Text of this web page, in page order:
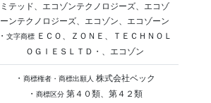
ミテッド、エコゾンテクノロジーズ、エコゾ
ーンテクノロジーズ、エコゾン、エコゾーン
・ 文字商標ＥＣＯ、ＺＯＮＥ、ＴＥＣＨＮＯＬ
ＯＧＩＥＳＬＴＤ・、エコゾン
・ 商標権者・商標出願人 株式会社ベック
・ 商標区分第４０類、第４２類